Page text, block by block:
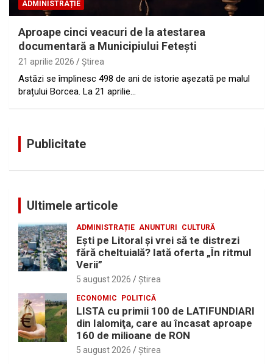
ADMINISTRAȚIE
Aproape cinci veacuri de la atestarea
documentară a Municipiului Fetești
21 aprilie 2026 Ştirea
Astăzi se împlinesc 498 de ani de istorie așezată pe malul
brațului Borcea. La 21 aprilie…
Publicitate
Ultimele articole
ADMINISTRAȚIE ANUNTURI CULTURĂ
Eşti pe Litoral şi vrei să te distrezi
fără cheltuială? Iată oferta „În ritmul
Verii”
5 august 2026 Ştirea
ECONOMIC POLITICĂ
LISTA cu primii 100 de LATIFUNDIARI
din Ialomiţa, care au încasat aproape
160 de milioane de RON
5 august 2026 Ştirea